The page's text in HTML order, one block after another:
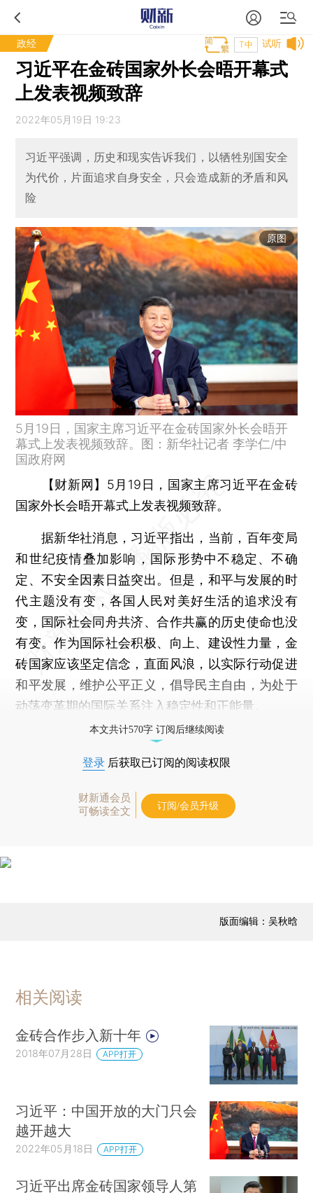
政经 试听
T中
习近平在金砖国家外长会晤开幕式
上发表视频致辞
2022年05月19日 19:23
习近平强调，历史和现实告诉我们，以牺牲别国安全
为代价，片面追求自身安全，只会造成新的矛盾和风
险
原图
5月19日，国家主席习近平在金砖国家外长会晤开
幕式上发表视频致辞。图：新华社记者 李学仁/中
国政府网
【财新网】 5月19日，国家主席习近平在金砖
国家外长会晤开幕式上发表视频致辞。
据新华社消息，习近平指出，当前，百年变局
和世纪疫情叠加影响，国际形势中不稳定、不确
定、不安全因素日益突出。但是，和平与发展的时
代主题没有变，各国人民对美好生活的追求没有
变，国际社会同舟共济、合作共赢的历史使命也没
有变。作为国际社会积极、向上、建设性力量，金
砖国家应该坚定信念，直面风浪，以实际行动促进
和平发展，维护公平正义，倡导民主自由，为处于
动荡变革期的国际关系注入稳定性和正能量。
本文共计570字 订阅后继续阅读
登录 后获取已订阅的阅读权限
财新通会员
可畅读全文
订阅/会员升级
版面编辑：吴秋晗
相关阅读
金砖合作步入新十年
2018年07月28日 APP打开
习近平：中国开放的大门只会
越开越大
2022年05月18日 APP打开
习近平出席金砖国家领导人第